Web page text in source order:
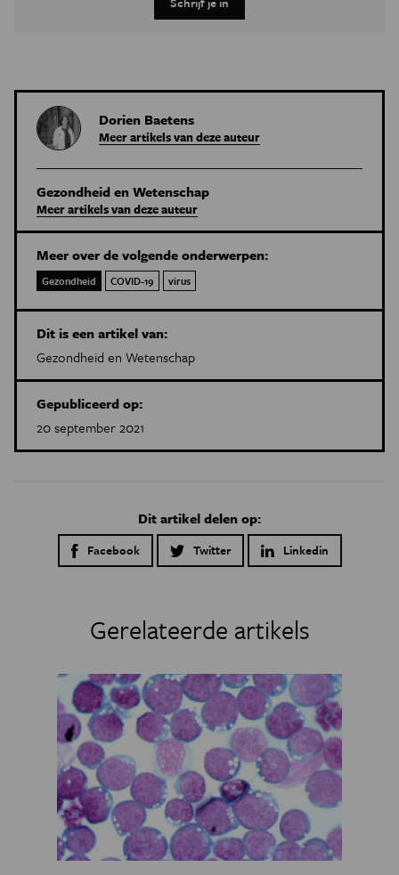
Dorien Baetens
Meer artikels van deze auteur
Gezondheid en Wetenschap
Meer artikels van deze auteur
Meer over de volgende onderwerpen:
Gezondheid COVID-19 virus
Dit is een artikel van:
Gezondheid en Wetenschap
Gepubliceerd op:
20 september 2021
Dit artikel delen op:
Facebook Twitter Linkedin
Gerelateerde artikels